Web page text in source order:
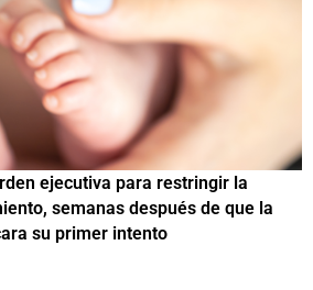
ejecutiva para restringir la
semanas después de que la
su primer intento